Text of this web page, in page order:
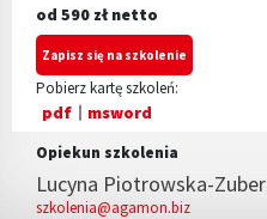
od 590 zł netto
Zapisz się na szkolenie
Pobierz kartę szkoleń:
pdf msword
Opiekun szkolenia
Lucyna Piotrowska-Zuber
szkolenia@agamon.biz